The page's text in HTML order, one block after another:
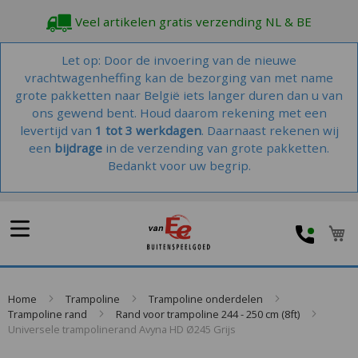
Veel artikelen gratis verzending NL & BE
Let op: Door de invoering van de nieuwe
vrachtwagenheffing kan de bezorging van met name
grote pakketten naar België iets langer duren dan u van
ons gewend bent. Houd daarom rekening met een
levertijd van 1 tot 3 werkdagen. Daarnaast rekenen wij
een bijdrage in de verzending van grote pakketten.
Bedankt voor uw begrip.
Home Trampoline
Trampoline onderdelen
Trampoline rand
Rand voor trampoline 244 - 250 cm (8ft)
Universele trampolinerand Avyna HD Ø245 Grijs